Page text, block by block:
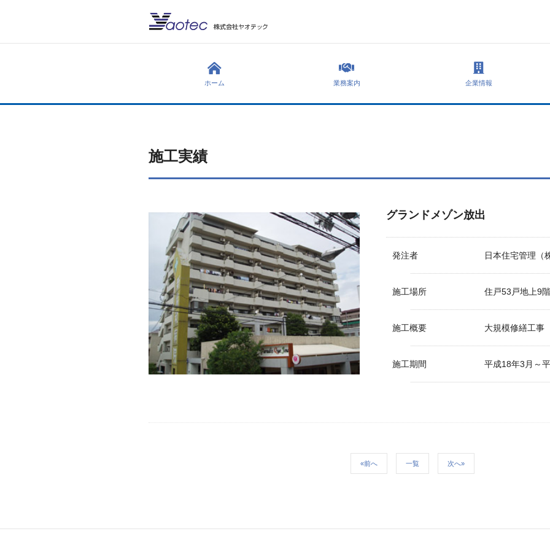
ホーム 業務案内 企業情報
施工実績
グランドメゾン放出
発注者 日本住宅管理（
施工場所 住戸53戸地上9
施工概要 大規模修繕工事
施工期間 平成18年3月～
«前へ 一覧 次へ»